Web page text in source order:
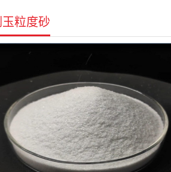
玉粒度砂